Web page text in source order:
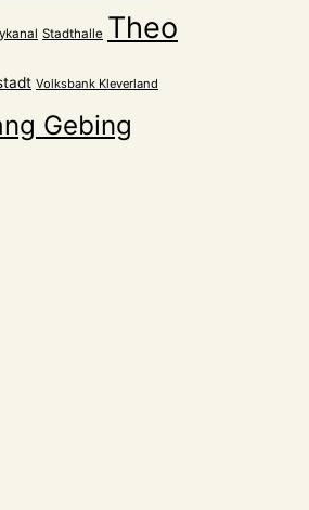
Stadthalle Theo
Volksbank Kleverland
Gebing